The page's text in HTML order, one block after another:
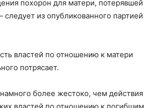
похорон для матери, потерявшей
из опубликованного партией
властей по отношению к матери
потрясает.
более жестоко, чем действия